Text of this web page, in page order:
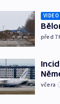
VIDEO
před 7
včera